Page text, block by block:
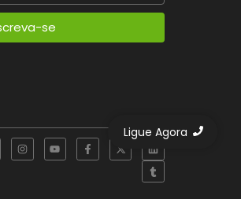
se
Ligue Agora